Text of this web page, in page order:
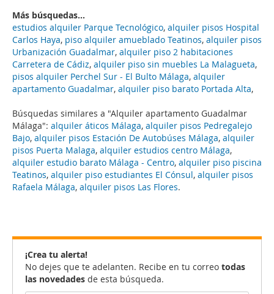
Búsquedas similares a "Alquiler apartamento Guadalmar
Málaga": alquiler áticos Málaga, alquiler pisos Pedregalejo
Bajo, alquiler pisos Estación De Autobúses Málaga, alquiler
pisos Puerta Malaga, alquiler estudios centro Málaga,
alquiler estudio barato Málaga - Centro, alquiler piso piscina
Teatinos, alquiler piso estudiantes El Cónsul, alquiler pisos
Rafaela Málaga, alquiler pisos Las Flores.
Más búsquedas...
estudios alquiler Parque Tecnológico, alquiler pisos Hospital
Carlos Haya, piso alquiler amueblado Teatinos, alquiler pisos
Urbanización Guadalmar, alquiler piso 2 habitaciones
Carretera de Cádiz, alquiler piso sin muebles La Malagueta,
pisos alquiler Perchel Sur - El Bulto Málaga, alquiler
apartamento Guadalmar, alquiler piso barato Portada Alta,
¡Crea tu alerta!
No dejes que te adelanten. Recibe en tu correo todas
las novedades de esta búsqueda.